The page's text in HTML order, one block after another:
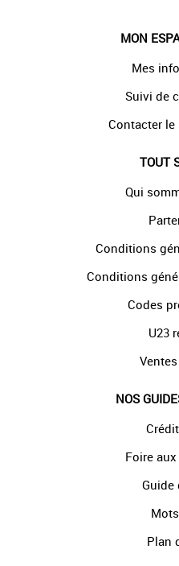
MON
Mes
Suivi de
Contacter
TOUT
Qui
Conditions
Conditions
Codes
U23
NOS
Foire
Guide
Plan